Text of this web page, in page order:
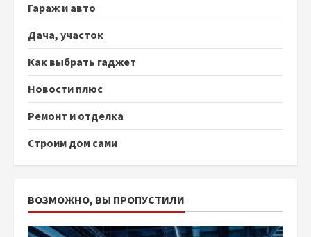
Гараж и авто
Дача, участок
Как выбрать гаджет
Новости плюс
Ремонт и отделка
Строим дом сами
ВОЗМОЖНО, ВЫ ПРОПУСТИЛИ